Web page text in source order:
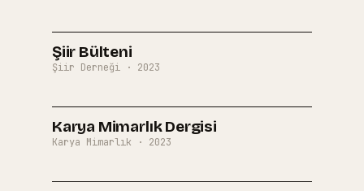
Şiir Bülteni
Şiir Derneği · 2023
Karya Mimarlık Dergisi
Karya Mimarlık · 2023